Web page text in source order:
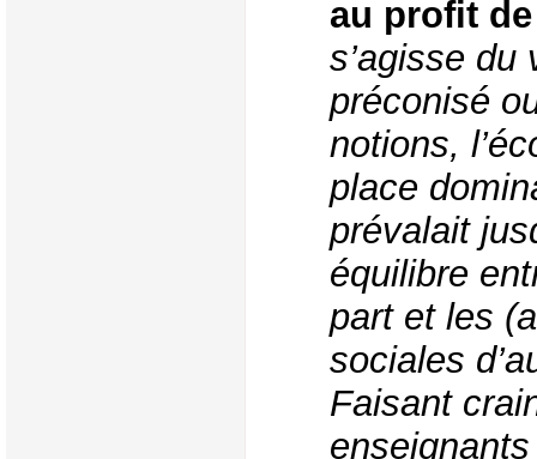
au profit
s’agisse du
préconisé
notions,
place
prévalait
équilibre
part et les
sociales
Faisant